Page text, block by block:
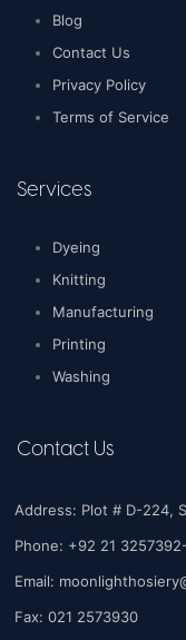
Blog
Contact Us
Privacy Policy
Terms of Service
Services
Dyeing
Knitting
Manufacturing
Printing
Washing
Contact Us
Address: Plot # D-224,
Phone: +92 21
Email:
Fax: 021 2573930